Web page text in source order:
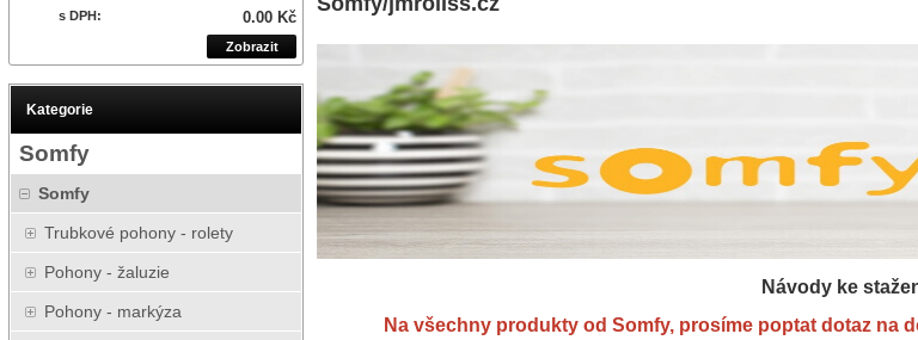
s DPH: 0.00 Kč
Zobrazit
Kategorie
Somfy
Somfy
Trubkové pohony - rolety
Pohony - žaluzie
Pohony - markýza
Návody ke
Na všechny produkty od Somfy, prosíme poptat dotaz na